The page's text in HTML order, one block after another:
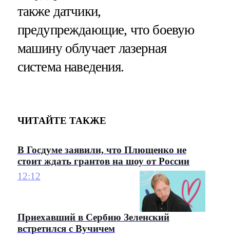
также датчики,
предупреждающие, что боевую
машину облучает лазерная
система наведения.
ЧИТАЙТЕ ТАКЖЕ
В Госдуме заявили, что Плющенко не
стоит ждать грантов на шоу от России
12:12
Приехавший в Сербию Зеленский
встретился с Вучичем